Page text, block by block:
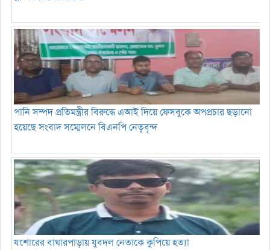
পানি সম্পদ প্রতিমন্ত্রীর বিরুদ্ধে এআই দিয়ে ফেসবুকে অপপ্রচার ছড়ানো
হয়েছে সংবাদ সম্মেলনে বিএনপি নেতৃবৃন্দ
যশোরের বাঘারপাড়ায় যুবদল নেতাকে কুপিয়ে হত্যা